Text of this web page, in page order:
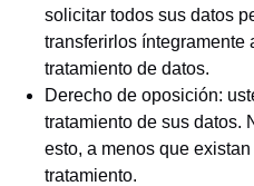
solicitar todos sus datos
transferirlos íntegramente
tratamiento de datos.
Derecho de oposición:
tratamiento de sus datos.
esto, a menos que
tratamiento.